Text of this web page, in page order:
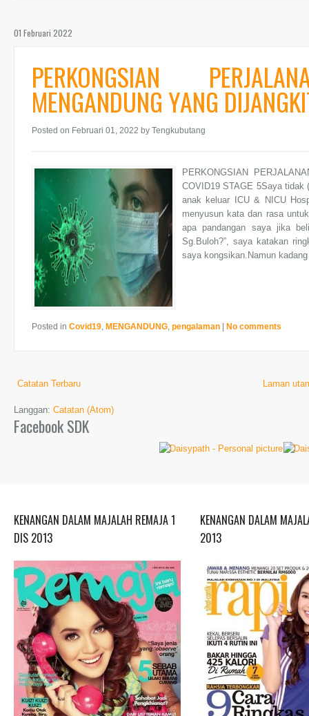
01 Februari 2022
PERKONGSIAN
MENGANDUNG YANG
Posted on Februari 01, 2022 by Tengkubutang
PERKONGSIAN
COVID19 STAGE 5Saya
anak keluar ICU & NICU
menyusun kata dan rasa
apa pandangan saya jika
Sg.Buloh?”, saya katakan
saya kongsikan.Namun
Posted in Covid19 MENGANDUNG pengalaman | No comments
Catatan Terbaru Laman
Langgan: Catatan (Atom)
Facebook SDK
KENANGAN DALAM MAJALAH REMAJA 1
DIS 2013
KENANGAN DALAM
2013